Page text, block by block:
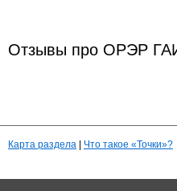
Отзывы про ОРЭР
Карта раздела Что такое «Точки»?